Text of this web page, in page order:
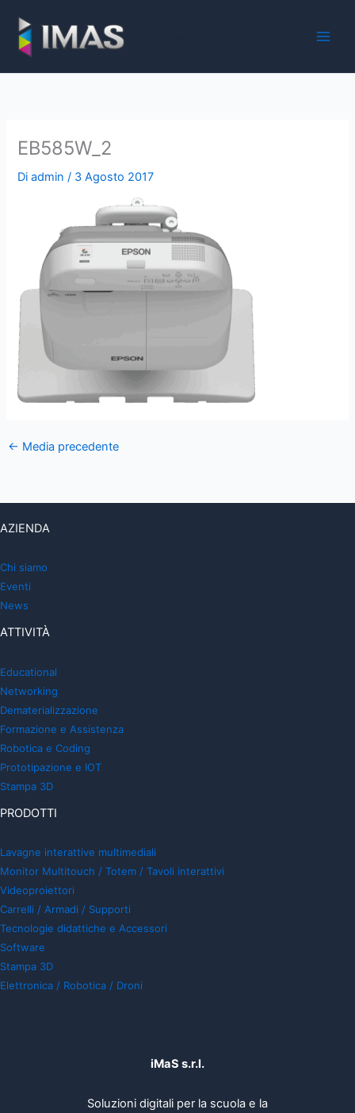
contenuto
EB585W_2
Diadmin/ 3 Agosto 2017
← Media precedente
AZIENDA
Chi siamo
Eventi
News
ATTIVITÀ
Educational
Networking
Dematerializzazione
Formazione e Assistenza
Robotica e Coding
Prototipazione e IOT
Stampa 3D
PRODOTTI
Lavagne interattive multimediali
Monitor Multitouch / Totem / Tavoli interattivi
Videoproiettori
Carrelli / Armadi / Supporti
Tecnologie didattiche e Accessori
Software
Stampa 3D
Elettronica / Robotica / Droni
iMaS s.r.l.
Soluzioni digitali per la scuola e la